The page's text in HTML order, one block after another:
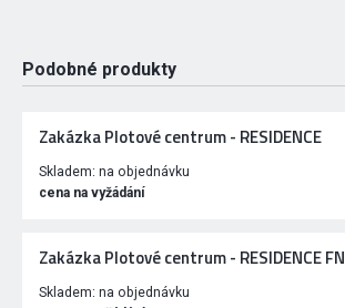
Podobné produkty
Zakázka Plotové centrum - RESIDENCE
Skladem: na objednávku
cena na vyžádání
Zakázka Plotové centrum - RESIDENCE FN
Skladem: na objednávku